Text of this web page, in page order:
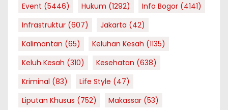
Event (5446) Hukum (1292) Info Bogor (4141)
Infrastruktur (607) Jakarta (42)
Kalimantan (65) Keluhan Kesah (1135)
Keluh Kesah (310) Kesehatan (638)
Kriminal (83) Life Style (47)
Liputan Khusus (752) Makassar (53)